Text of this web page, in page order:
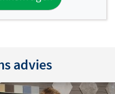
advies